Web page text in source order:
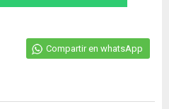
Compartir en whatsApp